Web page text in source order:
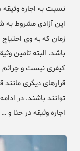
نسبت به اجاره وثیقه
این آزادی مشروط به
زمان که به وی
باشد. البته تامین
کیفری نیست و جرائم
قرارهای دیگری
توانند باشند. در
اجاره وثیقه در حنا